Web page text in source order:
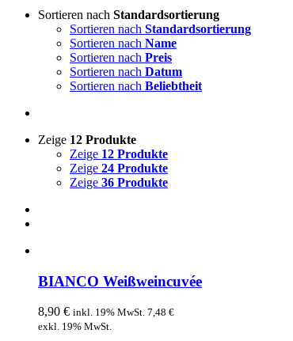
Sortieren nach Standardsortierung
Sortieren nach Standardsortierung
Sortieren nach Name
Sortieren nach Preis
Sortieren nach Datum
Sortieren nach Beliebtheit
Zeige 12 Produkte
Zeige 12 Produkte
Zeige 24 Produkte
Zeige 36 Produkte
BIANCO Weißweincuvée
8,90 € inkl. 19% MwSt. 7,48 €
exkl. 19% MwSt.